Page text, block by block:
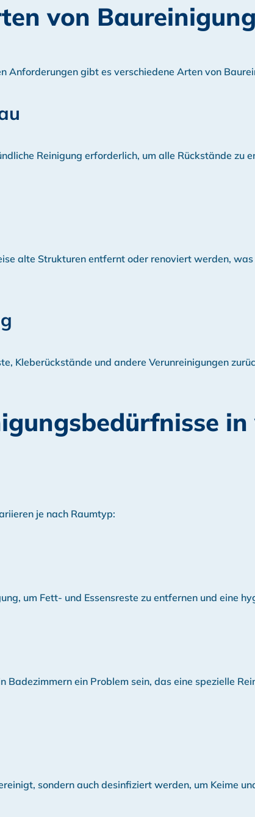
von Baureinigung
Anforderungen gibt es verschiedene Arten von
Reinigung erforderlich, um alle Rückstände zu
alte Strukturen entfernt oder renoviert werden,
Kleberückstände und andere Verunreinigungen
je nach Raumtyp:
um Fett- und Essensreste zu entfernen und eine
Badezimmern ein Problem sein, das eine spezielle
sondern auch desinfiziert werden, um Keime